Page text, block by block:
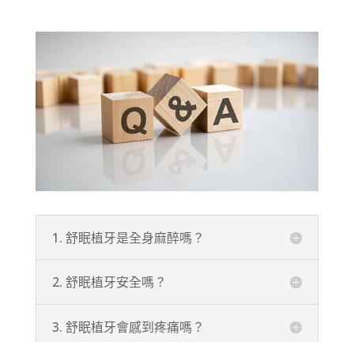
1. 舒眠植牙是全身麻醉嗎？
2. 舒眠植牙安全嗎？
3. 舒眠植牙會感到疼痛嗎？